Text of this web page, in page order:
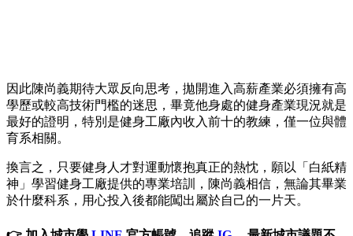
因此陳尚義期待大眾反向思考，拋開進入高薪產業必須擁有高
學歷或較高技術門檻的迷思，畢竟他身處的健身產業現況就是
最好的證明，特別是健身工廠內收入前十的教練，僅一位與體
育系相關。
換言之，只要健身人才對運動懷抱真正的熱忱，願以「白紙精
神」學習健身工廠提供的專業培訓，陳尚義相信，無論其畢業
於什麼科系，用心投入後都能闖出屬於自己的一片天。